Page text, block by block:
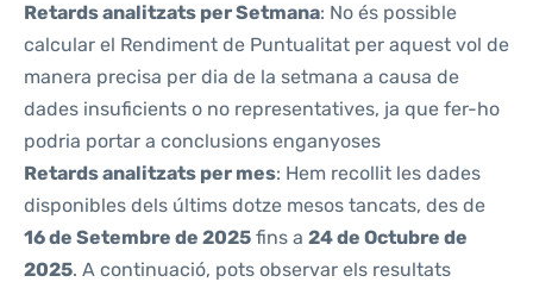
Retards analitzats per Setmana: No és possible
calcular el Rendiment de Puntualitat per aquest vol de
manera precisa per dia de la setmana a causa de
dades insuficients o no representatives, ja que fer-ho
podria portar a conclusions enganyoses
Retards analitzats per mes: Hem recollit les dades
disponibles dels últims dotze mesos tancats, des de
16 de Setembre de 2025 fins a 24 de Octubre de
2025. A continuació, pots observar els resultats